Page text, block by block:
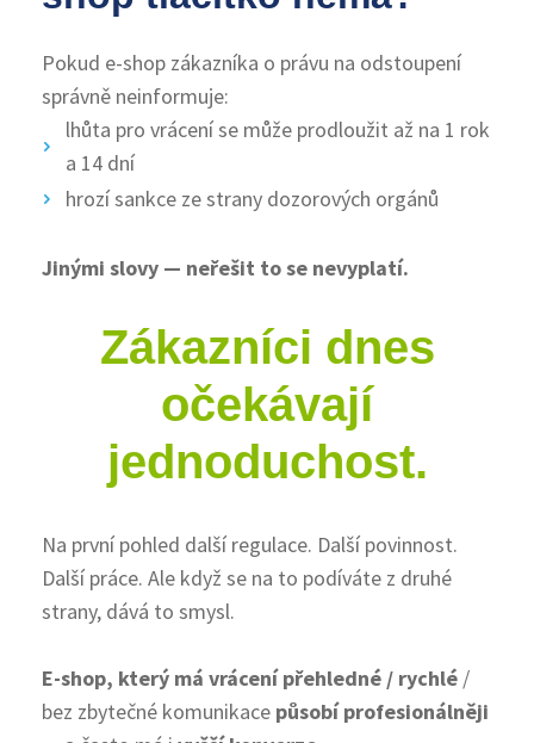
Pokud e-shop zákazníka o právu na odstoupení
správně neinformuje:
lhůta pro vrácení se může prodloužit až na 1 rok
a 14 dní
hrozí sankce ze strany dozorových orgánů
Jinými slovy — neřešit to se nevyplatí.
Zákazníci dnes
očekávají
jednoduchost.
Na první pohled další regulace. Další povinnost.
Další práce. Ale když se na to podíváte z druhé
strany, dává to smysl.
E-shop, který má vrácení přehledné / rychlé /
bez zbytečné komunikace působí profesionálněji